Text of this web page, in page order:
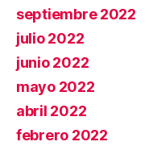
septiembre 2022
julio 2022
junio 2022
mayo 2022
abril 2022
febrero 2022